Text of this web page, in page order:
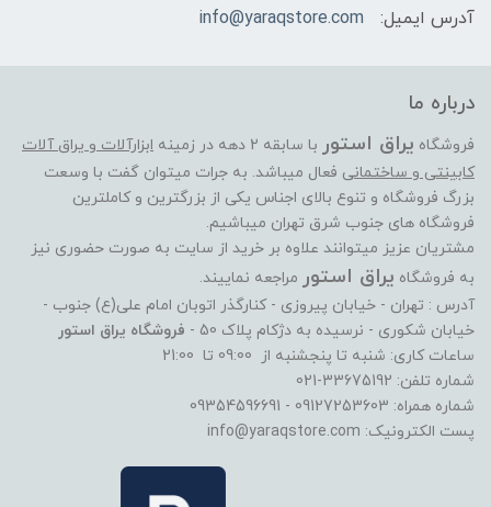
آدرس ایمیل:
info@yaraqstore.com
درباره ما
فروشگاه یراق استور با سابقه 2 دهه در زمینه
ابزارآلات و یراق آلات
کابینتی و ساختمانی فعال میباشد. به جرات میتوان گفت با وسعت
بزرگ فروشگاه و تنوع بالای اجناس یکی از بزرگترین و کاملترین
فروشگاه های جنوب شرق تهران میباشیم.
مشتریان عزیز میتوانند علاوه بر خرید از سایت به صورت حضوری نیز
به فروشگاه یراق استور مراجعه نماییند.
آدرس : تهران - خیابان پیروزی - کنارگذر اتوبان امام علی(ع) جنوب -
خیابان شکوری - نرسیده به دژکام پلاک 50 -
فروشگاه یراق استور
ساعات کاری: شنبه تا پنجشنبه از 09:00 تا 21:00
شماره تلفن: 33675192-021
شماره همراه: 09127253603 - 09354596691
پست الکترونیک: info@yaraqstore.com